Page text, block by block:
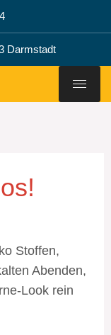
Darmstadt
Stoffen,
Abenden,
Look rein